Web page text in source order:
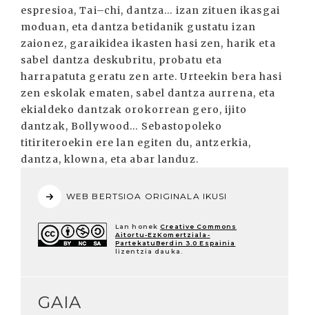
espresioa, Tai–chi, dantza... izan zituen ikasgai
moduan, eta dantza betidanik gustatu izan
zaionez, garaikidea ikasten hasi zen, harik eta
sabel dantza deskubritu, probatu eta
harrapatuta geratu zen arte. Urteekin bera hasi
zen eskolak ematen, sabel dantza aurrena, eta
ekialdeko dantzak orokorrean gero, ijito
dantzak, Bollywood... Sebastopoleko
titiriteroekin ere lan egiten du, antzerkia,
dantza, klowna, eta abar landuz.
WEB BERTSIOA ORIGINALA IKUSI
Lan honek Creative Commons
Aitortu-EzKomertziala-
PartekatuBerdin 3.0 Espainia
lizentzia dauka.
GAIA